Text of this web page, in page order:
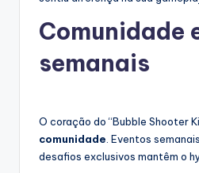
Comunidade
semanais
O coração do “Bubble Shooter
comunidade. Eventos
desafios exclusivos mantêm o